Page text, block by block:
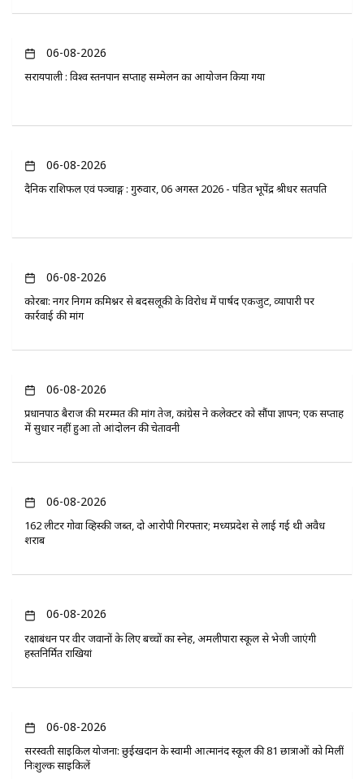
06-08-2026
सरायपाली : विश्व स्तनपान सप्ताह सम्मेलन का आयोजन किया गया
06-08-2026
दैनिक राशिफल एवं पञ्चाङ्ग : गुरुवार, 06 अगस्त 2026 - पंडित भूपेंद्र श्रीधर सतपति
06-08-2026
कोरबा: नगर निगम कमिश्नर से बदसलूकी के विरोध में पार्षद एकजुट, व्यापारी पर
कार्रवाई की मांग
06-08-2026
प्रधानपाठ बैराज की मरम्मत की मांग तेज, कांग्रेस ने कलेक्टर को सौंपा ज्ञापन; एक सप्ताह
में सुधार नहीं हुआ तो आंदोलन की चेतावनी
06-08-2026
162 लीटर गोवा व्हिस्की जब्त, दो आरोपी गिरफ्तार; मध्यप्रदेश से लाई गई थी अवैध
शराब
06-08-2026
रक्षाबंधन पर वीर जवानों के लिए बच्चों का स्नेह, अमलीपारा स्कूल से भेजी जाएंगी
हस्तनिर्मित राखियां
06-08-2026
सरस्वती साइकिल योजना: छुईखदान के स्वामी आत्मानंद स्कूल की 81 छात्राओं को मिलीं
निःशुल्क साइकिलें